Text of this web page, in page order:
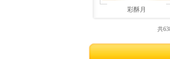
彩酥月
共